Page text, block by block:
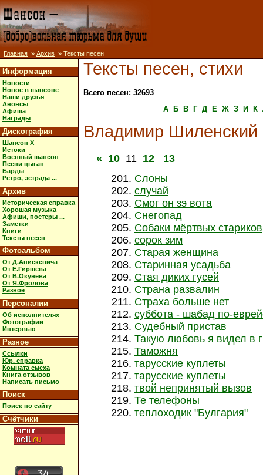
Главная » Архив » Тексты песен
Информация
Новости
Новое в шансоне
Наши друзья
Анонсы
Афиша
Награды
Дискография
Шансон X
Истоки
Военный шансон
Песни цыган
Барды
Ретро, эстрада ...
Архив
Историческая справка
Хорошая музыка
Афиши, постеры ...
Заметки
Книги
Тексты песен
Фотоальбом
От Д.Анискевича
От Е.Гиршева
От В.Окунева
От Я.Фролова
Разное
Персоналии
Об исполнителях
Фотографии
Интервью
Разное
Ссылки
Юр. справка
Комната смеха
Книга отзывов
Написать письмо
Поиск
Поиск по сайту
Счётчики
Тексты песен, стихи
Всего песен: 32693
А
Б В Г Д Е Ж З И К
Владимир Шиленский
« 10 11 12
13
Слоны
случай
Смог он зэ вота
Снегопад
Собаки мёртвых стариков
сорок зим
Старая женщина
Старинная усадьба
Стая диких гусей
Страна развалин
Страха больше нет
суббота - шабад по-
Судебный пристав
Такую любовь я видел в
Таможня
тарусские куплеты
тарусские куплеты
твой непринятый вызов
Те телефоны
теплоходик "Булгария"